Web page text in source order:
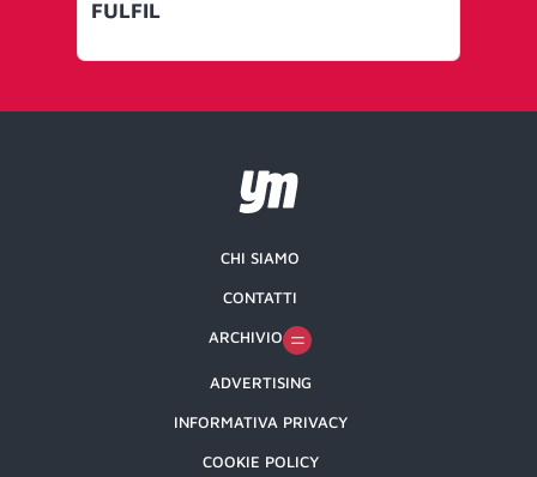
FULFIL
CHI SIAMO
CONTATTI
ARCHIVIO
ADVERTISING
INFORMATIVA PRIVACY
COOKIE POLICY